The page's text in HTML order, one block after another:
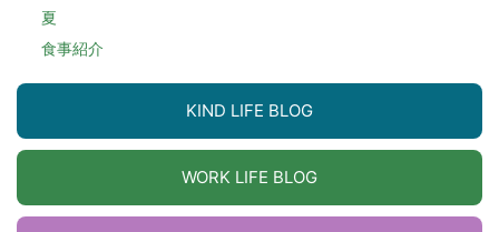
夏
食事紹介
KIND LIFE BLOG
WORK LIFE BLOG